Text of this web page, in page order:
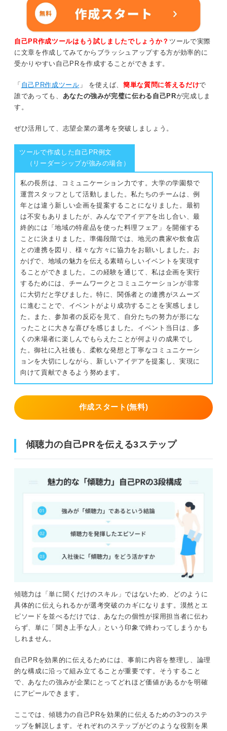
自己PR作成ツールはもう試しましたでしょうか？ ツールで実際
に文章を作成してみてからブラッシュアップする方が効率的に
受かりやすい自己PRを作成することができます。
「 自己PR作成ツール 」 を使えば、簡単な質問に答えるだけで
誰であっても、 あなたの強みが完璧に伝わる自己PRが完成しま
す。
ぜひ活用して、志望企業の選考を突破しましょう。
ツールで作成した自己PR例文
（リーダーシップが強みの場合）
私の長所は、コミュニケーション力です。大学の学園祭で
運営スタッフとして活動しました。私たちのチームは、例
年とは違う新しい企画を提案することになりました。最初
は不安もありましたが、みんなでアイデアを出し合い、最
終的には「地域の特産品を使った料理フェア」を開催する
ことに決まりました。準備段階では、地元の農家や飲食店
との連携を図り、様々な方々に協力をお願いしました。お
かげで、地域の魅力を伝える素晴らしいイベントを実現す
ることができました。この経験を通じて、私は企画を実行
するためには、チームワークとコミュニケーションが非常
に大切だと学びました。特に、関係者との連携がスムーズ
に進むことで、イベントがより成功することを実感しまし
た。また、参加者の反応を見て、自分たちの努力が形にな
ったことに大きな喜びを感じました。イベント当日は、多
くの来場者に楽しんでもらえたことが何よりの成果でし
た。御社に入社後も、柔軟な発想と丁寧なコミュニケーシ
ョンを大切にしながら、新しいアイデアを提案し、実現に
向けて貢献できるよう努めます。
作成スタート(無料)
傾聴力の自己PRを伝える3ステップ
傾聴力は「単に聞くだけのスキル」ではないため、どのように
具体的に伝えられるかが選考突破のカギになります。漠然とエ
ピソードを並べるだけでは、あなたの個性が採用担当者に伝わ
らず、単に「聞き上手な人」という印象で終わってしまうかも
しれません。
自己PRを効果的に伝えるためには、事前に内容を整理し、論理
的な構成に沿って組み立てることが重要です。そうすること
で、あなたの強みが企業にとってどれほど価値があるかを明確
にアピールできます。
ここでは、傾聴力の自己PRを効果的に伝えるための3つのステ
ップを解説します。それぞれのステップがどのような役割を果